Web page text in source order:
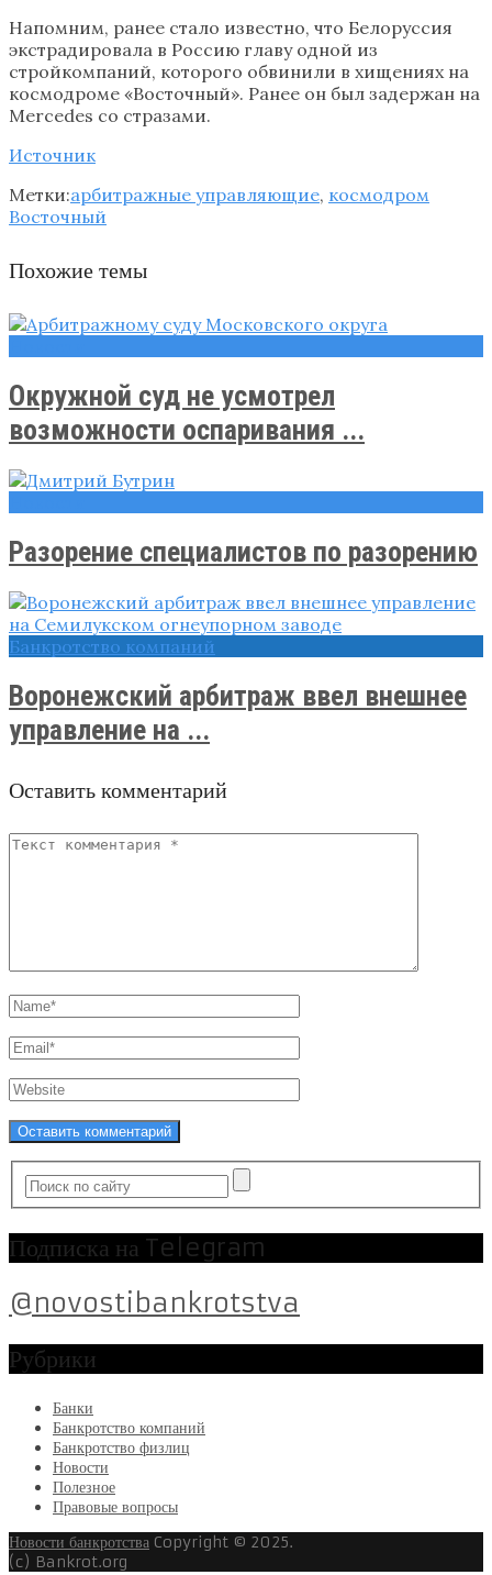
Напомним, ранее стало известно, что Белоруссия
экстрадировала в Россию главу одной из
стройкомпаний, которого обвинили в хищениях на
космодроме «Восточный». Ранее он был задержан на
Mercedes со стразами.
Источник
Метки:арбитражные управляющие, космодром
Восточный
Похожие темы
Окружной суд не усмотрел
возможности оспаривания ...
Разорение специалистов по разорению
Банкротство компаний
Воронежский арбитраж ввел внешнее
управление на ...
Оставить комментарий
Подписка на Telegram
@novostibankrotstva
Рубрики
Банки
Банкротство компаний
Банкротство физлиц
Новости
Полезное
Правовые вопросы
Новости банкротства Copyright © 2025.
(c) Bankrot.org